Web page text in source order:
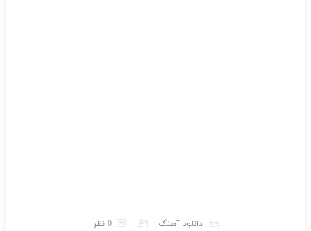
دانلود آهنگ 0 نظر